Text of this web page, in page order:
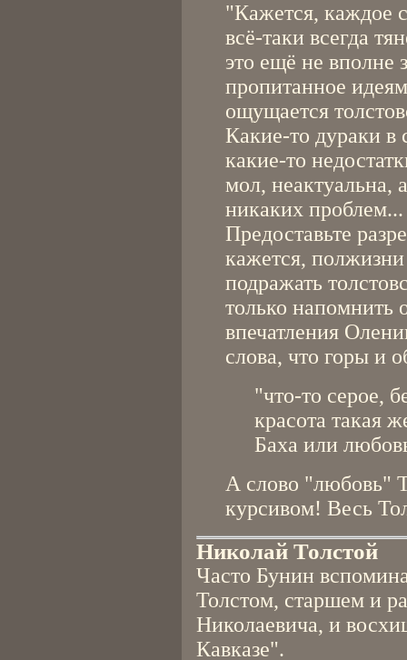
"Кажется, каждое
всё-таки всегда
это ещё не вполне
пропитанное
ощущается
Какие-то дураки в
какие-то
мол, неактуальна,
никаких
Предоставьте
кажется,
подражать
только напомнить
впечатления
слова, что горы и
"что-то серое,
красота такая
Баха или
А слово "любовь"
курсивом! Весь
Николай Толстой
Часто Бунин
Толстом, старшем и
Николаевича, и
Кавказе".